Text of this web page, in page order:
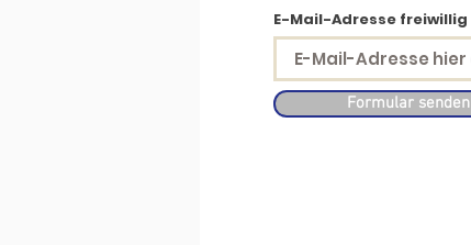
E-Mail-Adresse freiwillig
Formular senden